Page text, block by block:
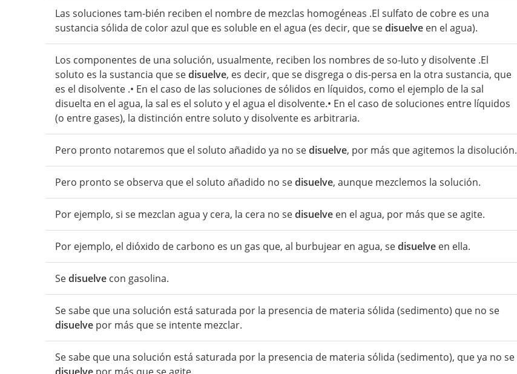
Las soluciones tam-bién reciben el nombre de mezclas homogéneas .El sulfato de cobre es una
sustancia sólida de color azul que es soluble en el agua (es decir, que sedisuelve en el agua).
Los componentes de una solución, usualmente, reciben los nombres de so-luto y disolvente .El
soluto es la sustancia que sedisuelve, es decir, que se disgrega o dis-persa en la otra sustancia, que
es el disolvente .• En el caso de las soluciones de sólidos en líquidos, como el ejemplo de la sal
disuelta en el agua, la sal es el soluto y el agua el disolvente.• En el caso de soluciones entre líquidos
(o entre gases), la distinción entre soluto y disolvente es arbitraria.
Pero pronto notaremos que el soluto añadido ya no sedisuelve, por más que agitemos la disolución.
Pero pronto se observa que el soluto añadido no sedisuelve, aunque mezclemos la solución.
Por ejemplo, si se mezclan agua y cera, la cera no sedisuelve en el agua, por más que se agite.
Por ejemplo, el dióxido de carbono es un gas que, al burbujear en agua, sedisuelve en ella.
Sedisuelve con gasolina.
Se sabe que una solución está saturada por la presencia de materia sólida (sedimento) que no se
disuelve por más que se intente mezclar.
Se sabe que una solución está saturada por la presencia de materia sólida (sedimento), que ya no se